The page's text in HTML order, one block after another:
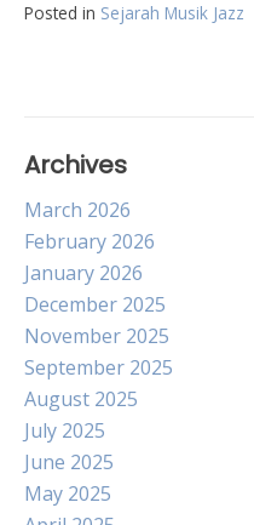
Posted in Sejarah Musik Jazz
Archives
March 2026
February 2026
January 2026
December 2025
November 2025
September 2025
August 2025
July 2025
June 2025
May 2025